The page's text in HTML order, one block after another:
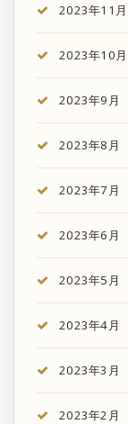
2023年11月
2023年10月
2023年9月
2023年8月
2023年7月
2023年6月
2023年5月
2023年4月
2023年3月
2023年2月